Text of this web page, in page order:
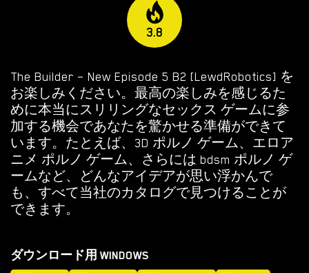
OVERWATCH WEEKEND FUCK
RESIDENT EVIL NET ADVENTURE
ベストチョイス
ゲイポルノゲーム
ポ
ゲ
3.8
The Builder – New Episode 5 B2 [LewdRobotics] を
お楽しみください。最高の楽しみを感じるた
めに本当にスリリングなセックス ゲームに参
加する機会であなたを驚かせる準備ができて
います。たとえば、3D ポルノ ゲーム、エロア
ニメ ポルノ ゲーム、さらには bdsm ポルノ ゲ
ームなど、どんなアイデアが思い浮かんで
も、すべて当社のカタログで見つけることが
できます。
ダウンロード用 WINDOWS